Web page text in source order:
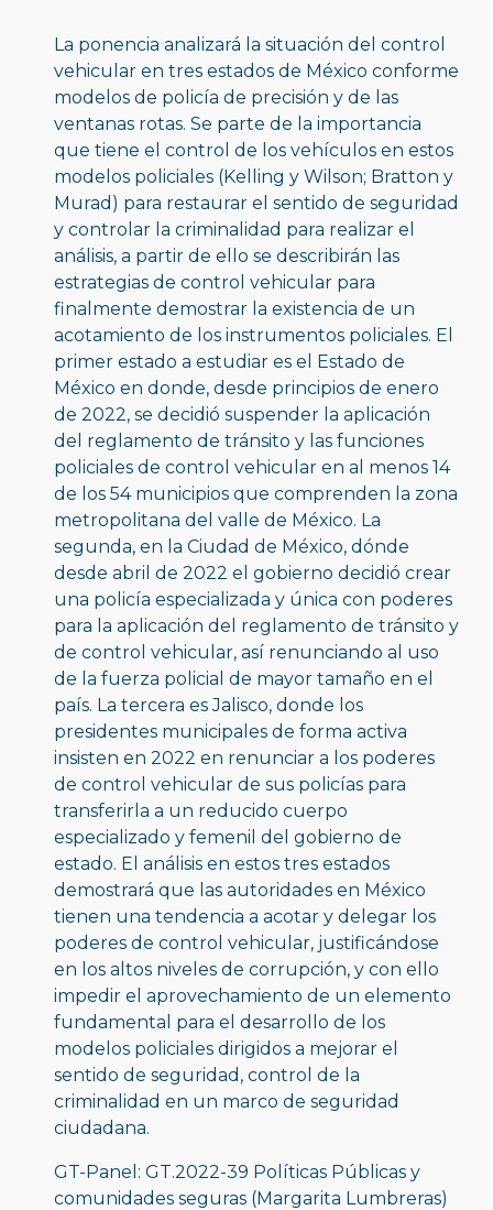
La ponencia analizará la situación del control
vehicular en tres estados de México conforme
modelos de policía de precisión y de las
ventanas rotas. Se parte de la importancia
que tiene el control de los vehículos en estos
modelos policiales (Kelling y Wilson; Bratton y
Murad) para restaurar el sentido de seguridad
y controlar la criminalidad para realizar el
análisis, a partir de ello se describirán las
estrategias de control vehicular para
finalmente demostrar la existencia de un
acotamiento de los instrumentos policiales. El
primer estado a estudiar es el Estado de
México en donde, desde principios de enero
de 2022, se decidió suspender la aplicación
del reglamento de tránsito y las funciones
policiales de control vehicular en al menos 14
de los 54 municipios que comprenden la zona
metropolitana del valle de México. La
segunda, en la Ciudad de México, dónde
desde abril de 2022 el gobierno decidió crear
una policía especializada y única con poderes
para la aplicación del reglamento de tránsito y
de control vehicular, así renunciando al uso
de la fuerza policial de mayor tamaño en el
país. La tercera es Jalisco, donde los
presidentes municipales de forma activa
insisten en 2022 en renunciar a los poderes
de control vehicular de sus policías para
transferirla a un reducido cuerpo
especializado y femenil del gobierno de
estado. El análisis en estos tres estados
demostrará que las autoridades en México
tienen una tendencia a acotar y delegar los
poderes de control vehicular, justificándose
en los altos niveles de corrupción, y con ello
impedir el aprovechamiento de un elemento
fundamental para el desarrollo de los
modelos policiales dirigidos a mejorar el
sentido de seguridad, control de la
criminalidad en un marco de seguridad
ciudadana.
GT-Panel: GT.2022-39 Políticas Públicas y
comunidades seguras (Margarita Lumbreras)